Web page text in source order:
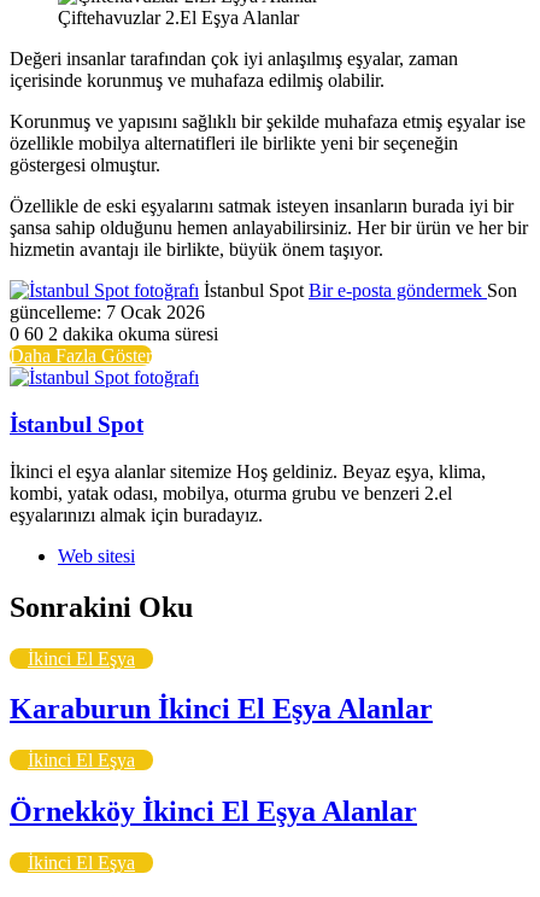
Çiftehavuzlar 2.El Eşya Alanlar
Değeri insanlar tarafından çok iyi anlaşılmış eşyalar, zaman
içerisinde korunmuş ve muhafaza edilmiş olabilir.
Korunmuş ve yapısını sağlıklı bir şekilde muhafaza etmiş eşyalar ise
özellikle mobilya alternatifleri ile birlikte yeni bir seçeneğin
göstergesi olmuştur.
Özellikle de eski eşyalarını satmak isteyen insanların burada iyi bir
şansa sahip olduğunu hemen anlayabilirsiniz. Her bir ürün ve her bir
hizmetin avantajı ile birlikte, büyük önem taşıyor.
İstanbul Spot Bir e-posta göndermek Son
güncelleme: 7 Ocak 2026
0 60 2 dakika okuma süresi
Daha Fazla Göster
İstanbul Spot
İkinci el eşya alanlar sitemize Hoş geldiniz. Beyaz eşya, klima,
kombi, yatak odası, mobilya, oturma grubu ve benzeri 2.el
eşyalarınızı almak için buradayız.
Web sitesi
Sonrakini Oku
İkinci El Eşya
Karaburun İkinci El Eşya Alanlar
İkinci El Eşya
Örnekköy İkinci El Eşya Alanlar
İkinci El Eşya